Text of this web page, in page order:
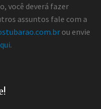
você deverá fazer
assuntos fale com a
ou envie
.